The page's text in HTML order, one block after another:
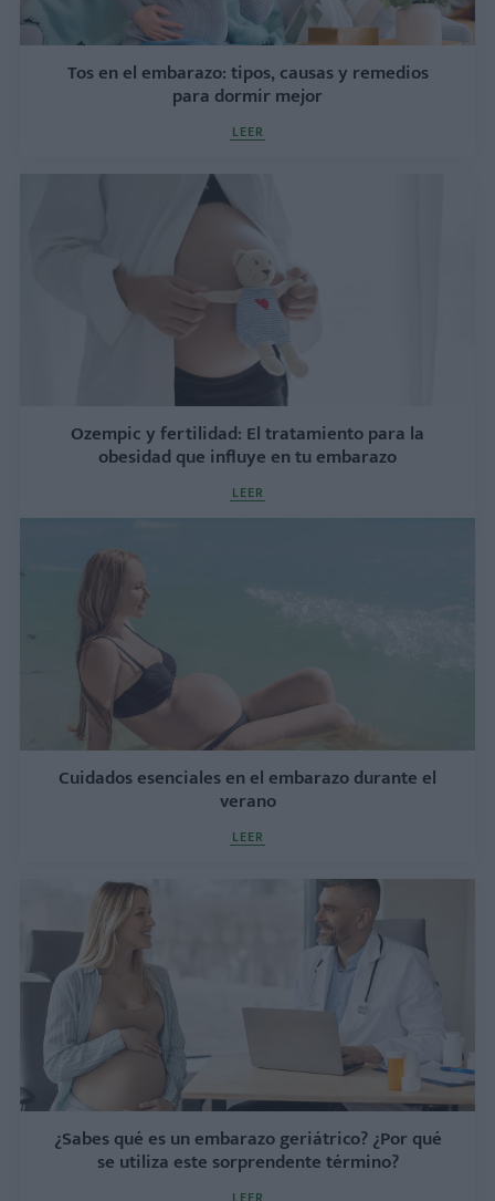
Tos en el embarazo: tipos, causas y remedios
para dormir mejor
LEER
Ozempic y fertilidad: El tratamiento para la
obesidad que influye en tu embarazo
LEER
Cuidados esenciales en el embarazo durante el
verano
LEER
¿Sabes qué es un embarazo geriátrico? ¿Por qué
se utiliza este sorprendente término?